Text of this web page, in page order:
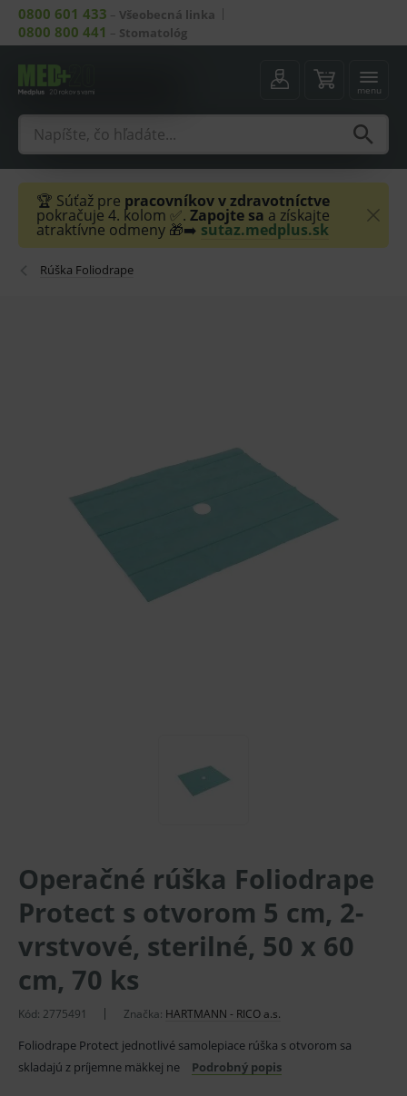
0800 601 433 – Všeobecná linka
0800 800 441 – Stomatológ
menu
🏆 Súťaž pre pracovníkov v zdravotníctve
pokračuje 4. kolom ✅. Zapojte sa a získajte
atraktívne odmeny 🎁➡️ sutaz.medplus.sk
Rúška Foliodrape
Operačné rúška Foliodrape
Protect s otvorom 5 cm, 2-
vrstvové, sterilné, 50 x 60
cm, 70 ks
Kód: 2775491 Značka: HARTMANN - RICO a.s.
Foliodrape Protect jednotlivé samolepiace rúška s otvorom sa
skladajú z príjemne mäkkej ne
Podrobný popis